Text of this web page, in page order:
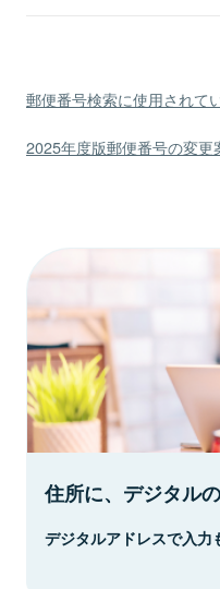
郵便番号検索に使用されて
2025年度版郵便番号の変更
住所に、デジタル
デジタルアドレスで入力